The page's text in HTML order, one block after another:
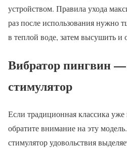
устройством. Правила ухода
раз после использования нужно
в теплой воде, затем высушить и
Вибратор пингвин
стимулятор
Если традиционная классика уже
обратите внимание на эту
стимулятор удовольствия